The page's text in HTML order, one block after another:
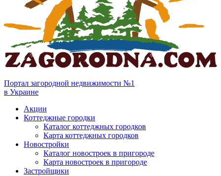
Портал загородной недвижимости №1
в Украине
Акции
Коттеджные городки
Каталог коттеджных городков
Карта коттеджных городков
Новостройки
Каталог новостроек в пригороде
Карта новостроек в пригороде
Застройщики